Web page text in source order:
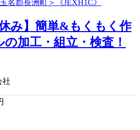
み】簡単&もくもく作
加工・組立・検査！
社